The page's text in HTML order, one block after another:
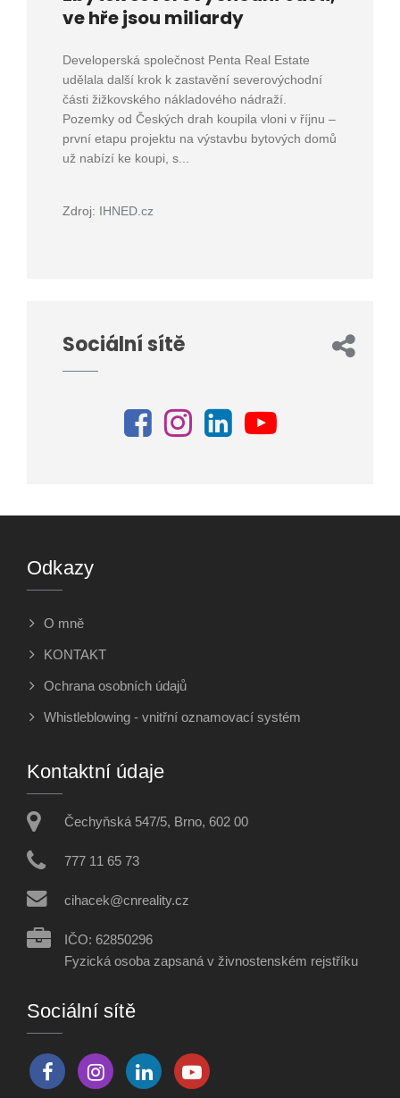
ve hře jsou miliardy
Developerská společnost Penta Real Estate
udělala další krok k zastavění severovýchodní
části žižkovského nákladového nádraží.
Pozemky od Českých drah koupila vloni v říjnu –
první etapu projektu na výstavbu bytových domů
už nabízí ke koupi, s...
Zdroj: IHNED.cz
Sociální sítě
Odkazy
O mně
KONTAKT
Ochrana osobních údajů
Whistleblowing - vnitřní oznamovací systém
Kontaktní údaje
Čechyňská 547/5, Brno, 602 00
777 11 65 73
cihacek@cnreality.cz
IČO: 62850296
Fyzická osoba zapsaná v živnostenském rejstříku
Sociální sítě